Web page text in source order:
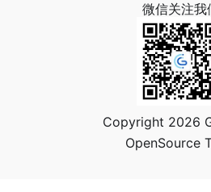
微信关注我
Copyright 2026
OpenSource